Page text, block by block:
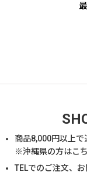
商品8,000円以上で
※沖縄県の方はこ
TELでのご注文、お